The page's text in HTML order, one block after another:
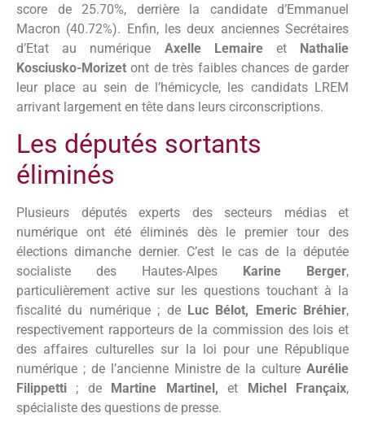
score de 25.70%, derrière la candidate d’Emmanuel
Macron (40.72%). Enfin, les deux anciennes Secrétaires
d’Etat au numérique Axelle Lemaireet Nathalie
Kosciusko-Morizet ont de très faibles chances de garder
leur place au sein de l’hémicycle, les candidats LREM
arrivant largement en tête dans leurs circonscriptions.
Les députés sortants
éliminés
Plusieurs députés experts des secteurs médias et
numérique ont été éliminés dès le premier tour des
élections dimanche dernier. C’est le cas de la députée
socialiste des Hautes-Alpes
Karine Berger,
particulièrement active sur les questions touchant à la
fiscalité du numérique ; de Luc Bélot, Emeric Bréhier,
respectivement rapporteurs de la commission des lois et
des affaires culturelles sur la loi pour une République
numérique ; de l’ancienne Ministre de la culture Aurélie
Filippetti ; de Martine Martinel, et Michel Françaix,
spécialiste des questions de presse.